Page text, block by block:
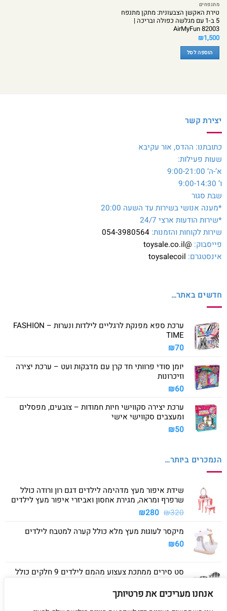
אנחנו מעריכים את פרטיותך
מתנפחים
טירת האקשן הצבעונית: מתקן מתנפח
5 ב-1 עם מגלשה כפולה ובריכה |
82003 AirMyFun
₪1,500
הוספה לסל
יצירת קשר
כתובתנו: ההדס, אור עקיבא
שעות פעילות:
א’-ה’ 9:00-21:00
ו’ 9:00-14:30
שבת סגור
*מענה אנושי בשירות עד השעה 20:00
*שירות הודעות ארצי 24/7
שירות לקוחות והזמנות: 054-3980564
פייסבוק: @toysale.co.il
אינסטגרם: toysalecoil
חדשים באתר…
ערכת ספא מפנקת לרגליים לילדות ונערות – FASHION
TIME
₪70
יומן סודי פרוותי חד קרן עם מדבקות ועט – ערכת יצירה
וזיכרונות
₪60
ערכת יצירה סקווישי חיות חמודות – צובעים, מפסלים
ומעצבים סקווישי אישי
₪50
הנמכרים ביותר…
שידת איפור מעץ מדהימה לילדים דגם רון ורודה כולל
שרפרף ומראה, מגירת אחסון ואביזרי איפור מעץ לילדים
₪320
המחיר
היה:
₪280 המחיר
הוא:
מיקסר לעוגות מעץ מלא כולל קערה למטבח לילדים
₪60
סט סירים ממתכת צעצוע מהמם לילדים 9 חלקים כולל
₪40